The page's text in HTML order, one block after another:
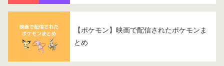
【ポケモン】映画で配信されたポケモンま
とめ